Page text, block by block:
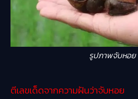
รูปภาพจับหอย
ตีเลขเด็ดจากความฝันว่าจับหอย